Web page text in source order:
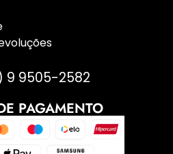
9 9505-2582
PAGAMENTO